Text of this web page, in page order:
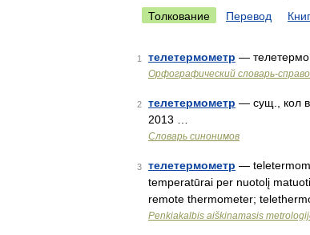
Толкование Перевод
1 телетермометр —
Орфографический словарь-
2 телетермометр — сущ., кол
2013 …
Словарь синонимов
3 телетермометр —
temperatūrai per nuotolį
remote thermometer;
Penkiakalbis aiškinamasis